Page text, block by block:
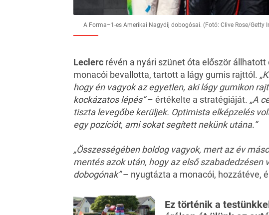
A Forma–1-es Amerikai Nagydíj dobogósai. (Fotó: Clive Rose/Getty
Leclerc révén a nyári szünet óta először
monacói bevallotta, tartott a lágy gumis rajttól.
hogy én vagyok az egyetlen, aki lágy gumikon
kockázatos lépés”– értékelte a stratégiáját. „A
tiszta levegőbe kerüljek. Optimista elképzelés
egy pozíciót, ami sokat segített nekünk utána.”
„Összességében boldog vagyok, mert az év
mentés azok után, hogy az első szabadedzésen
dobogónak”– nyugtázta a monacói, hozzátéve,
Ez történik a